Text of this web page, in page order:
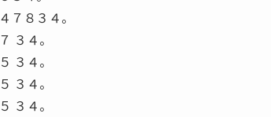
４７８３４。
７ ３４。
５ ３４。
５ ３４。
５ ３４。